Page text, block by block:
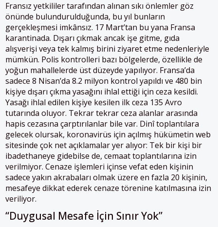
Fransız yetkililer tarafından alınan sıkı önlemler göz
önünde bulundurulduğunda, bu yıl bunların
gerçekleşmesi imkânsız. 17 Mart’tan bu yana Fransa
karantinada. Dışarı çıkmak ancak işe gitme, gıda
alışverişi veya tek kalmış birini ziyaret etme nedenleriyle
mümkün. Polis kontrolleri bazı bölgelerde, özellikle de
yoğun mahallelerde üst düzeyde yapılıyor. Fransa’da
sadece 8 Nisan’da 8.2 milyon kontrol yapıldı ve 480 bin
kişiye dışarı çıkma yasağını ihlal ettiği için ceza kesildi.
Yasağı ihlal edilen kişiye kesilen ilk ceza 135 Avro
tutarında oluyor. Tekrar tekrar ceza alanlar arasında
hapis cezasına çarptırılanlar bile var. Dinî toplantılara
gelecek olursak, koronavirüs için açılmış hükümetin web
sitesinde çok net açıklamalar yer alıyor: Tek bir kişi bir
ibadethaneye gidebilse de, cemaat toplantılarına izin
verilmiyor. Cenaze işlemleri içinse vefat eden kişinin
sadece yakın akrabaları olmak üzere en fazla 20 kişinin,
mesafeye dikkat ederek cenaze törenine katılmasına izin
veriliyor.
“Duygusal Mesafe İçin Sınır Yok”